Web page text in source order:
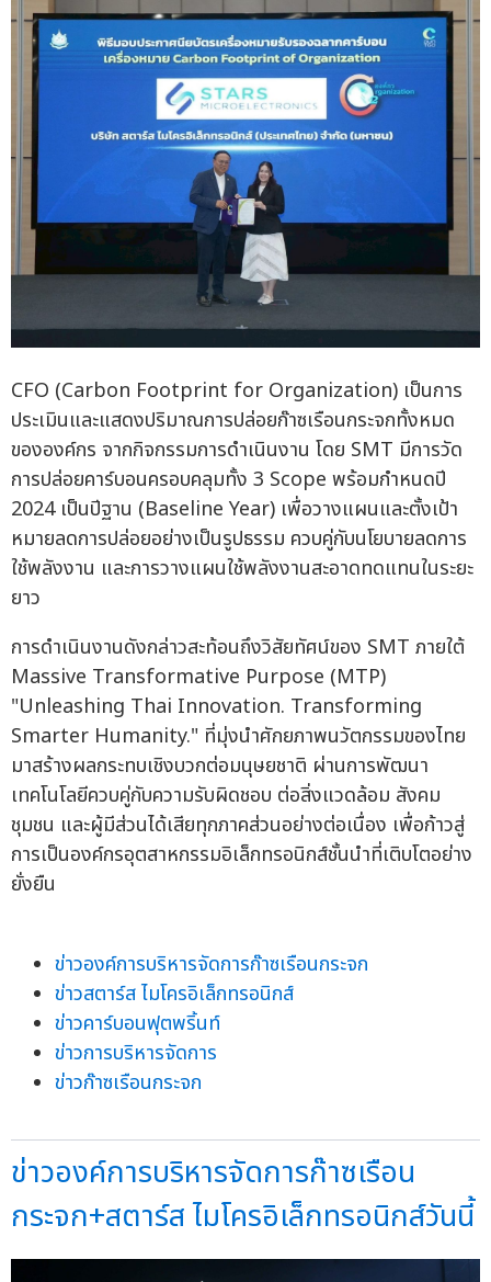
CFO (Carbon Footprint for Organization) เป็นการ
ประเมินและแสดงปริมาณการปล่อยก๊าซเรือนกระจกทั้งหมด
ขององค์กร จากกิจกรรมการดำเนินงาน โดย SMT มีการวัด
การปล่อยคาร์บอนครอบคลุมทั้ง 3 Scope พร้อมกำหนดปี
2024 เป็นปีฐาน (Baseline Year) เพื่อวางแผนและตั้งเป้า
หมายลดการปล่อยอย่างเป็นรูปธรรม ควบคู่กับนโยบายลดการ
ใช้พลังงาน และการวางแผนใช้พลังงานสะอาดทดแทนในระยะ
ยาว
การดำเนินงานดังกล่าวสะท้อนถึงวิสัยทัศน์ของ SMT ภายใต้
Massive Transformative Purpose (MTP)
"Unleashing Thai Innovation. Transforming
Smarter Humanity." ที่มุ่งนำศักยภาพนวัตกรรมของไทย
มาสร้างผลกระทบเชิงบวกต่อมนุษยชาติ ผ่านการพัฒนา
เทคโนโลยีควบคู่กับความรับผิดชอบ ต่อสิ่งแวดล้อม สังคม
ชุมชน และผู้มีส่วนได้เสียทุกภาคส่วนอย่างต่อเนื่อง เพื่อก้าวสู่
การเป็นองค์กรอุตสาหกรรมอิเล็กทรอนิกส์ชั้นนำที่เติบโตอย่าง
ยั่งยืน
ข่าวองค์การบริหารจัดการก๊าซเรือนกระจก
ข่าวสตาร์ส ไมโครอิเล็กทรอนิกส์
ข่าวคาร์บอนฟุตพริ้นท์
ข่าวการบริหารจัดการ
ข่าวก๊าซเรือนกระจก
ข่าวองค์การบริหารจัดการก๊าซเรือน
กระจก+สตาร์ส ไมโครอิเล็กทรอนิกส์วันนี้